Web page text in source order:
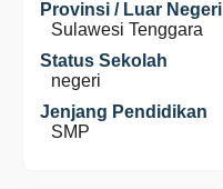
Provinsi / Luar Negeri
Sulawesi Tenggara
Status Sekolah
negeri
Jenjang Pendidikan
SMP